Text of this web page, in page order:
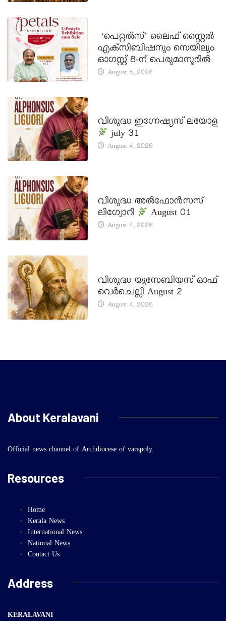
‘പെറ്റൽസ്’ ലൈഫ് സ്റ്റൈൽ
എക്സിബിഷനും സെയിലും
ഓഗസ്റ്റ് 8-ന് പെരുമാനൂരിൽ
August 5, 2026
വിശുദ്ധ ഇഗ്നേഷ്യസ് ലയോള
july 31
August 4, 2026
വിശുദ്ധ അൽഫോൻസസ്
ലിഗ്വോറി
August 01
August 4, 2026
വിശുദ്ധ യൂസേബിയസ് ഓഫ്
വെർചെല്ലി August 2
August 4, 2026
About Keralavani
Official news channel of Archdiocese of varapoly.
Resources
Home
Kerala News
International News
National News
Contact Us
Address
KERALAVANI